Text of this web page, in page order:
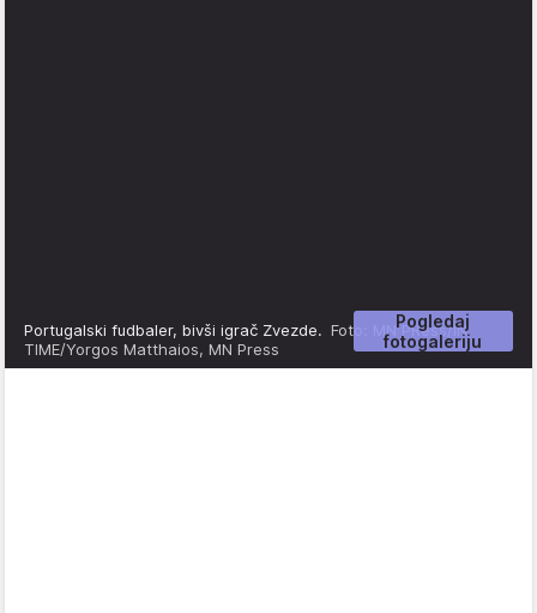
Pogledaj
fotogaleriju
Portugalski fudbaler, bivši igrač Zvezde. Foto: MN PRess/IN
TIME/Yorgos Matthaios, MN Press